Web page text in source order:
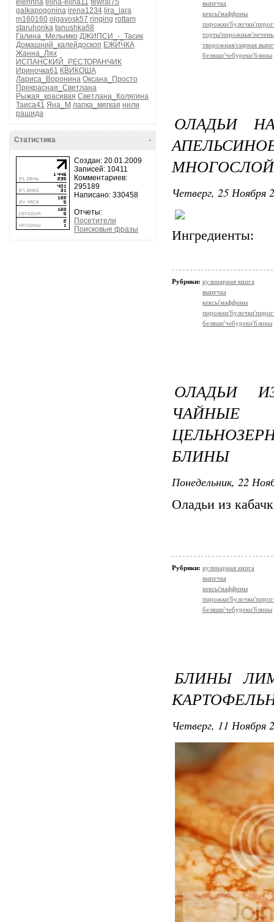
elennna elina-elina11 fewral75
galkapogonina irena1234 lira_lara
m160160 olgavosk57 ringing rottam
staruhonka tanushka68
Галина_Мелымко ДЖИПСИ_-_Тасик
Домашний_калейдоскоп ЕЖИЧКА
Жанна_Лях
ИСПАНСКИЙ_РЕСТОРАНЧИК
Ириночка61 КВИКОША
Лариса_Воронина Оксана_Просто
Прекрасная_Светлана
Рыжая_красивая Светлана_Колягина
Таиса41 Яна_М лапка_мягкая нили
рашида
-
Статистика
Создан: 20.01.2009
Записей: 10411
Комментариев:
295189
Написано: 330458
Отчеты:
Посетители
Поисковые фразы
выпечка
кексы'маффины
творожная/сырная
беляши'чебуреки'блины
ОЛАДЬИ
Четверг, 25 Ноября
Ингредиенты:
Рубрики: кулинарная книга
выпечка
кексы'маффины
беляши'чебуреки'блины
ОЛАДЬИ
ЧАЙНЫЕ
БЛИНЫ
Понедельник, 22
Оладьи из
Рубрики: кулинарная книга
выпечка
кексы'маффины
беляши'чебуреки'блины
БЛИНЫ
Четверг, 11 Ноября